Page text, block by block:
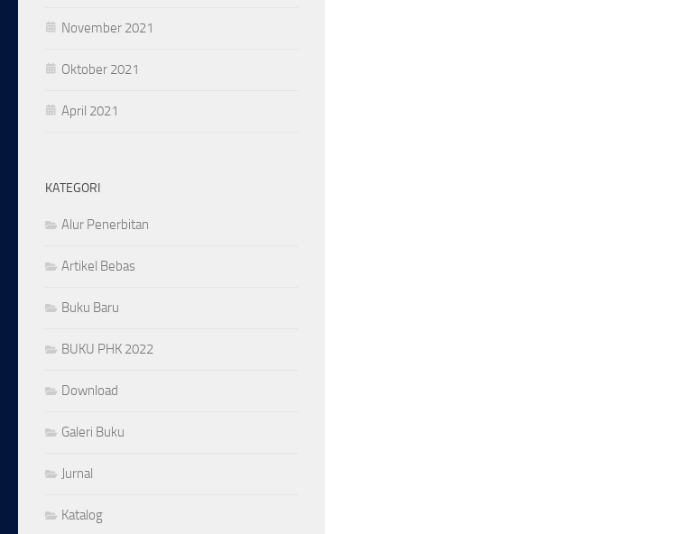
November 2021
Oktober 2021
April 2021
KATEGORI
Alur Penerbitan
Artikel Bebas
Buku Baru
BUKU PHK 2022
Download
Galeri Buku
Jurnal
Katalog